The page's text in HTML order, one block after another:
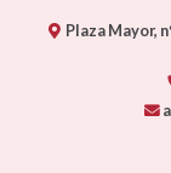
Plaza Mayor,